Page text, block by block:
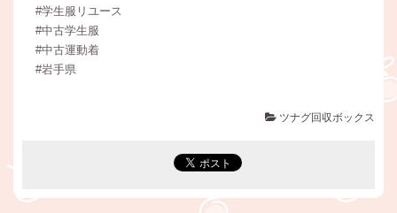
#学生服リユース
#中古学生服
#中古運動着
#岩手県
ツナグ回収ボックス